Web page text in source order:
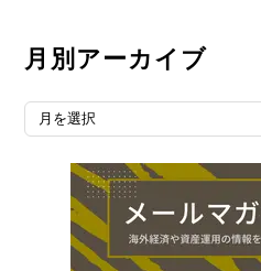
月別アーカイブ
月別アーカイブ